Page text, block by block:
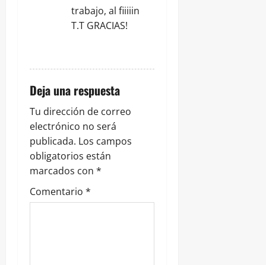
trabajo, al fiiiiin
T.T GRACIAS!
Deja una respuesta
Tu dirección de correo
electrónico no será
publicada. Los campos
obligatorios están
marcados con *
Comentario *